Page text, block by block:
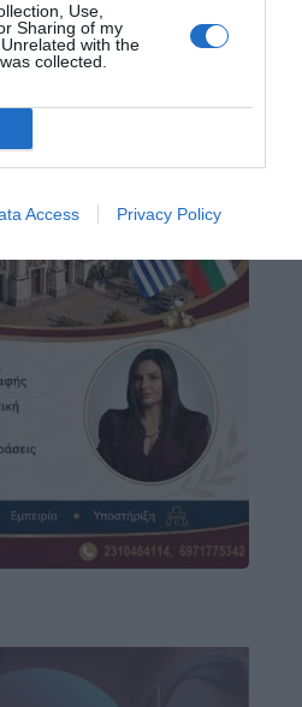
Use,
Sharing of my
with the
collected.
Access Privacy Policy